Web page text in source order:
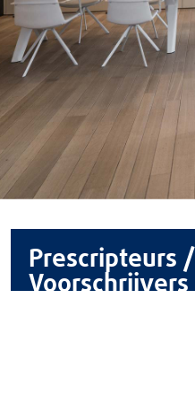
Prescripteurs /
Voorschrijvers
Fiche technique -Pdf